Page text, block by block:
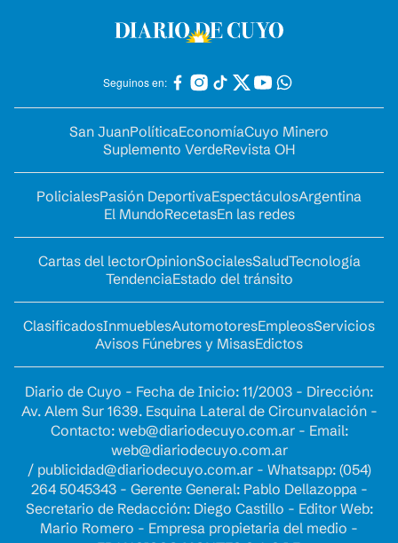
Seguinos en:
San JuanPolíticaEconomíaCuyo Minero
Suplemento VerdeRevista OH
PolicialesPasión DeportivaEspectáculosArgentina
El MundoRecetasEn las redes
Cartas del lectorOpinionSocialesSaludTecnología
TendenciaEstado del tránsito
ClasificadosInmueblesAutomotoresEmpleosServicios
Avisos Fúnebres y MisasEdictos
Diario de Cuyo - Fecha de Inicio: 11/2003 - Dirección:
Av. Alem Sur 1639. Esquina Lateral de Circunvalación -
Contacto: web@diariodecuyo.com.ar- Email:
web@diariodecuyo.com.ar
/ publicidad@diariodecuyo.com.ar- Whatsapp: (054)
264 5045343 - Gerente General: Pablo Dellazoppa -
Secretario de Redacción: Diego Castillo - Editor Web:
Mario Romero - Empresa propietaria del medio -